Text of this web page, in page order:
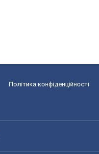
Політика конфіденційності